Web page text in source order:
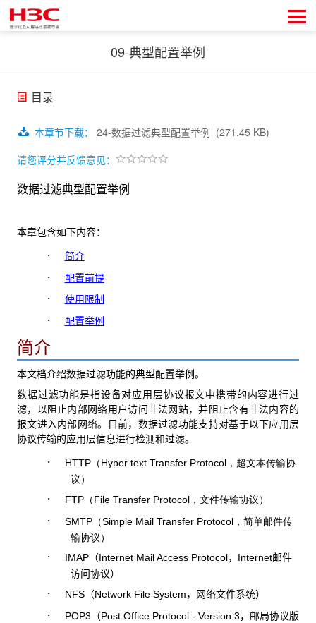
09-典型配置举例
目录
本章节下载： 24-数据过滤典型配置举例 (271.45 KB)
请您评分并反馈意见：
数据过滤典型配置举例
本章包含如下内容：
· 简介
· 配置前提
· 使用限制
· 配置举例
简介
本文档介绍数据过滤功能的典型配置举例。
数据过滤功能是指设备对应用层协议报文中携带的内容进行过
滤，以阻止内部网络用户访问非法网站，并阻止含有非法内容的
报文进入内部网络。目前，数据过滤功能支持对基于以下应用层
协议传输的应用层信息进行检测和过滤。
· HTTP（ Hyper text Transfer Protocol ，超文本传输协
议）
· FTP（ File Transfer Protocol ，文件传输协议）
· SMTP（Simple Mail Transfer Protocol，简单邮件传
输协议）
· IMAP（Internet Mail Access Protocol， Internet邮件
访问协议）
· NFS（Network File System ，网络文件系统）
· POP3 （Post Office Protocol - Version 3 ，邮局协议版